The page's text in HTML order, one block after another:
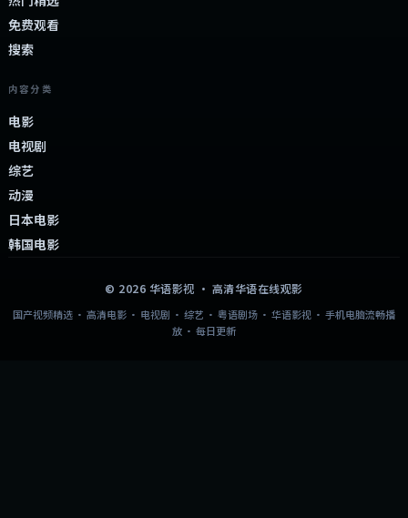
免费观看
搜索
内容分类
电影
电视剧
综艺
动漫
日本电影
韩国电影
© 2026 华语影视 · 高清华语在线观影
国产视频精选 · 高清电影 · 电视剧 · 综艺 · 粤语剧场 · 华语影视 · 手机电脑流畅播
放 · 每日更新